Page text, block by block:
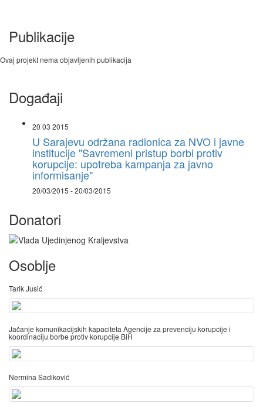
Publikacije
Ovaj projekt nema objavljenih publikacija
Događaji
20 03 2015
U Sarajevu održana radionica za NVO i javne
institucije "Savremeni pristup borbi protiv
korupcije: upotreba kampanja za javno
informisanje"
20/03/2015 - 20/03/2015
Donatori
Osoblje
Tarik Jusić
Jačanje komunikacijskih kapaciteta Agencije za prevenciju korupcije i
koordinaciju borbe protiv korupcije BiH
Nermina Sadiković